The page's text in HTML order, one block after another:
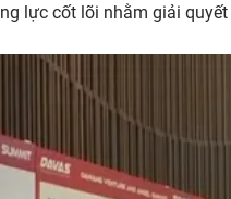
lực cốt lõi nhằm giải